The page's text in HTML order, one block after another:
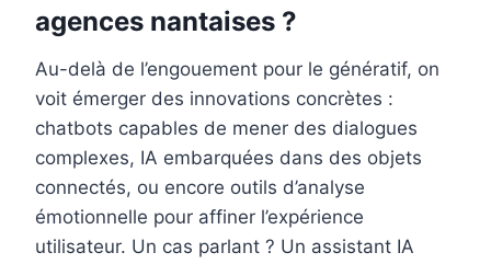
agences nantaises ?
Au-delà de l’engouement pour le génératif, on
voit émerger des innovations concrètes :
chatbots capables de mener des dialogues
complexes, IA embarquées dans des objets
connectés, ou encore outils d’analyse
émotionnelle pour affiner l’expérience
utilisateur. Un cas parlant ? Un assistant IA